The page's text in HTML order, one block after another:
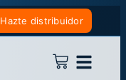
Hazte distribuidor